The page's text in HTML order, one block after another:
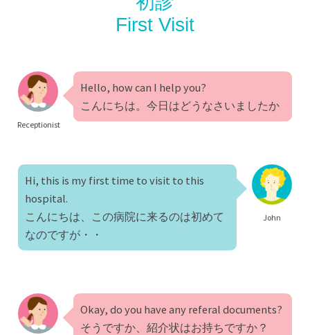
First Visit
Receptionist
Hello, how can I help you?
こんにちは。今日はどうなさいましたか
John
Hi, this is my first time to visit to this
hospital.
こんにちは、この病院に来るのは初めて
なのですが・・
Okay, do you have any referal documents?
そうですか、紹介状はお持ちですか？